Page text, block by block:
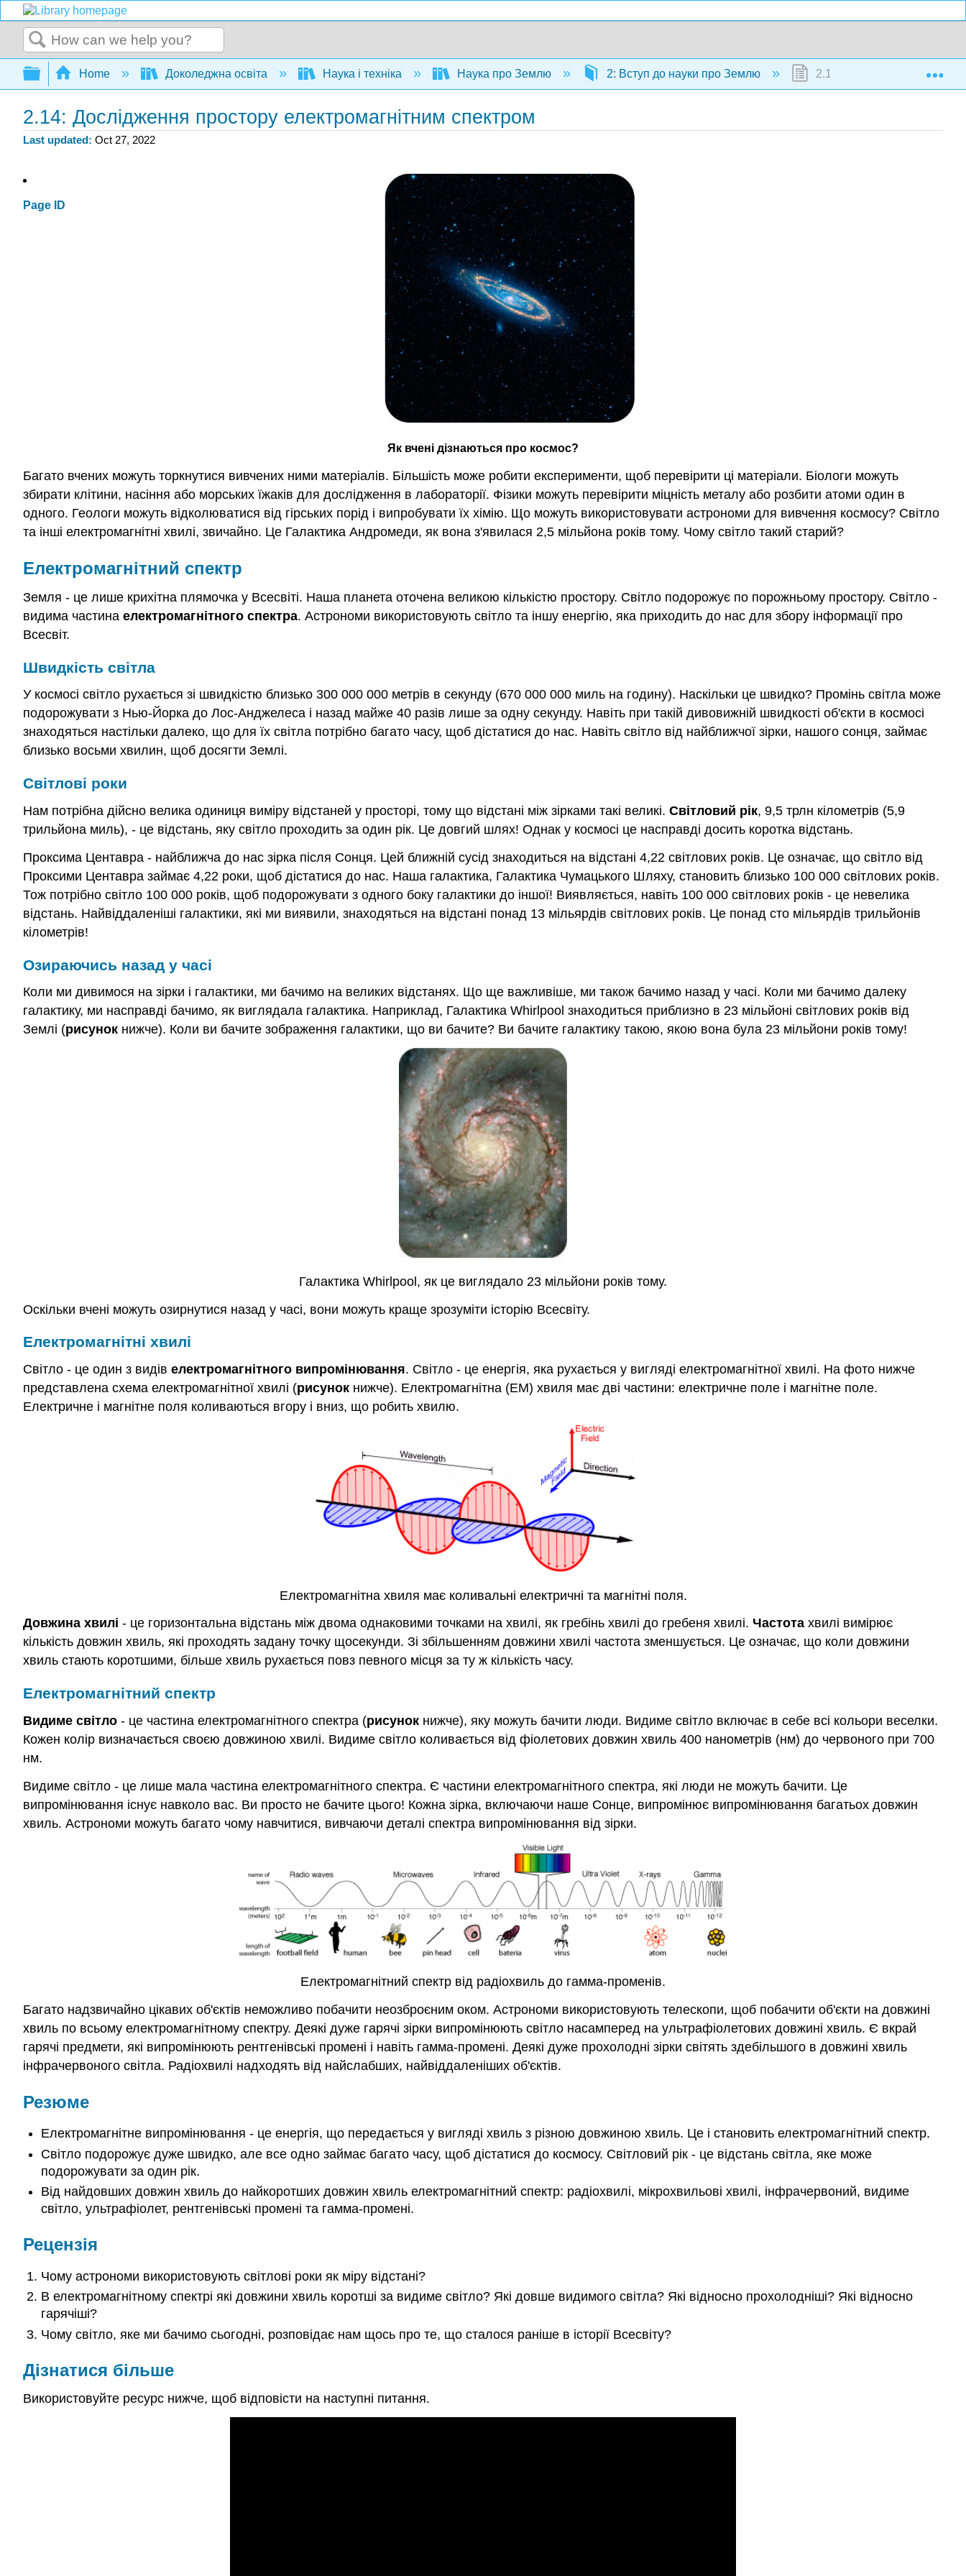
Search
Expand/collapse global hierarchy
Home Доколеджна освіта Наука і техніка Наука про Землю 2: Вступ до науки про Землю 2.14: Дослідження
2.14: Дослідження простору електромагнітним спектром
Last updated Oct 27, 2022
Page ID
Як вчені дізнаються про космос?
Багато вчених можуть торкнутися вивчених ними матеріалів. Більшість може робити експерименти, щоб перевірити ці матеріали. Біологи можуть
збирати клітини, насіння або морських їжаків для дослідження в лабораторії. Фізики можуть перевірити міцність металу або розбити атоми один в
одного. Геологи можуть відколюватися від гірських порід і випробувати їх хімію. Що можуть використовувати астрономи для вивчення космосу? Світло
та інші електромагнітні хвилі, звичайно. Це Галактика Андромеди, як вона з'явилася 2,5 мільйона років тому. Чому світло такий старий?
Електромагнітний спектр
Земля - це лише крихітна плямочка у Всесвіті. Наша планета оточена великою кількістю простору. Світло подорожує по порожньому простору. Світло -
видима частина електромагнітного спектра. Астрономи використовують світло та іншу енергію, яка приходить до нас для збору інформації про
Всесвіт.
Швидкість світла
У космосі світло рухається зі швидкістю близько 300 000 000 метрів в секунду (670 000 000 миль на годину). Наскільки це швидко? Промінь світла може
подорожувати з Нью-Йорка до Лос-Анджелеса і назад майже 40 разів лише за одну секунду. Навіть при такій дивовижній швидкості об'єкти в космосі
знаходяться настільки далеко, що для їх світла потрібно багато часу, щоб дістатися до нас. Навіть світло від найближчої зірки, нашого сонця, займає
близько восьми хвилин, щоб досягти Землі.
Світлові роки
Нам потрібна дійсно велика одиниця виміру відстаней у просторі, тому що відстані між зірками такі великі. Світловий рік, 9,5 трлн кілометрів (5,9
трильйона миль), - це відстань, яку світло проходить за один рік. Це довгий шлях! Однак у космосі це насправді досить коротка відстань.
Проксима Центавра - найближча до нас зірка після Сонця. Цей ближній сусід знаходиться на відстані 4,22 світлових років. Це означає, що світло від
Проксими Центавра займає 4,22 роки, щоб дістатися до нас. Наша галактика, Галактика Чумацького Шляху, становить близько 100 000 світлових років.
Тож потрібно світло 100 000 років, щоб подорожувати з одного боку галактики до іншої! Виявляється, навіть 100 000 світлових років - це невелика
відстань. Найвіддаленіші галактики, які ми виявили, знаходяться на відстані понад 13 мільярдів світлових років. Це понад сто мільярдів трильйонів
кілометрів!
Озираючись назад у часі
Коли ми дивимося на зірки і галактики, ми бачимо на великих відстанях. Що ще важливіше, ми також бачимо назад у часі. Коли ми бачимо далеку
галактику, ми насправді бачимо, як виглядала галактика. Наприклад, Галактика Whirlpool знаходиться приблизно в 23 мільйоні світлових років від
Землі (рисунок нижче). Коли ви бачите зображення галактики, що ви бачите? Ви бачите галактику такою, якою вона була 23 мільйони років тому!
Галактика Whirlpool, як це виглядало 23 мільйони років тому.
Оскільки вчені можуть озирнутися назад у часі, вони можуть краще зрозуміти історію Всесвіту.
Електромагнітні хвилі
Світло - це один з видів електромагнітного випромінювання. Світло - це енергія, яка рухається у вигляді електромагнітної хвилі. На фото нижче
представлена схема електромагнітної хвилі (рисунок нижче). Електромагнітна (ЕМ) хвиля має дві частини: електричне поле і магнітне поле.
Електричне і магнітне поля коливаються вгору і вниз, що робить хвилю.
Електромагнітна хвиля має коливальні електричні та магнітні поля.
Довжина хвилі - це горизонтальна відстань між двома однаковими точками на хвилі, як гребінь хвилі до гребеня хвилі. Частота хвилі вимірює
кількість довжин хвиль, які проходять задану точку щосекунди. Зі збільшенням довжини хвилі частота зменшується. Це означає, що коли довжини
хвиль стають коротшими, більше хвиль рухається повз певного місця за ту ж кількість часу.
Електромагнітний спектр
Видиме світло - це частина електромагнітного спектра (рисунок нижче), яку можуть бачити люди. Видиме світло включає в себе всі кольори веселки.
Кожен колір визначається своєю довжиною хвилі. Видиме світло коливається від фіолетових довжин хвиль 400 нанометрів (нм) до червоного при 700
нм.
Видиме світло - це лише мала частина електромагнітного спектра. Є частини електромагнітного спектра, які люди не можуть бачити. Це
випромінювання існує навколо вас. Ви просто не бачите цього! Кожна зірка, включаючи наше Сонце, випромінює випромінювання багатьох довжин
хвиль. Астрономи можуть багато чому навчитися, вивчаючи деталі спектра випромінювання від зірки.
Електромагнітний спектр від радіохвиль до гамма-променів.
Багато надзвичайно цікавих об'єктів неможливо побачити неозброєним оком. Астрономи використовують телескопи, щоб побачити об'єкти на довжині
хвиль по всьому електромагнітному спектру. Деякі дуже гарячі зірки випромінюють світло насамперед на ультрафіолетових довжині хвиль. Є вкрай
гарячі предмети, які випромінюють рентгенівські промені і навіть гамма-промені. Деякі дуже прохолодні зірки світять здебільшого в довжині хвиль
інфрачервоного світла. Радіохвилі надходять від найслабших, найвіддаленіших об'єктів.
Резюме
Електромагнітне випромінювання - це енергія, що передається у вигляді хвиль з різною довжиною хвиль. Це і становить електромагнітний спектр.
Світло подорожує дуже швидко, але все одно займає багато часу, щоб дістатися до космосу. Світловий рік - це відстань світла, яке може
подорожувати за один рік.
Від найдовших довжин хвиль до найкоротших довжин хвиль електромагнітний спектр: радіохвилі, мікрохвильові хвилі, інфрачервоний, видиме
світло, ультрафіолет, рентгенівські промені та гамма-промені.
Рецензія
Чому астрономи використовують світлові роки як міру відстані?
В електромагнітному спектрі які довжини хвиль коротші за видиме світло? Які довше видимого світла? Які відносно прохолодніші? Які відносно
гарячіші?
Чому світло, яке ми бачимо сьогодні, розповідає нам щось про те, що сталося раніше в історії Всесвіту?
Дізнатися більше
Використовуйте ресурс нижче, щоб відповісти на наступні питання.